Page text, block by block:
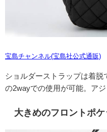
宝島チャンネル(宝島社公式通販)
ショルダーストラップは着脱
の2wayでの使用が可能。ア
大きめのフロントポケ